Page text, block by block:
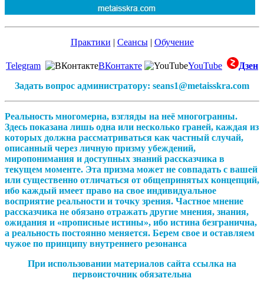
Практики | Сеансы| Обучение
Telegram ВКонтакте YouTube
Дзен
Задать вопрос администратору: seans1@metaisskra.com
Реальность многомерна, взгляды на неё многогранны.
Здесь показана лишь одна или несколько граней, каждая из
которых должна рассматриваться как частный случай,
описанный через личную призму убеждений,
миропонимания и доступных знаний рассказчика в
текущем моменте. Эта призма может не совпадать с вашей
или существенно отличаться от общепринятых концепций,
ибо каждый имеет право на свое индивидуальное
восприятие реальности и точку зрения. Частное мнение
рассказчика не обязано отражать другие мнения, знания,
ожидания и «прописные истины», ибо истина безгранична,
а реальность постоянно меняется. Берем свое и оставляем
чужое по принципу внутреннего резонанса
При использовании материалов сайта ссылка на
первоисточник обязательна